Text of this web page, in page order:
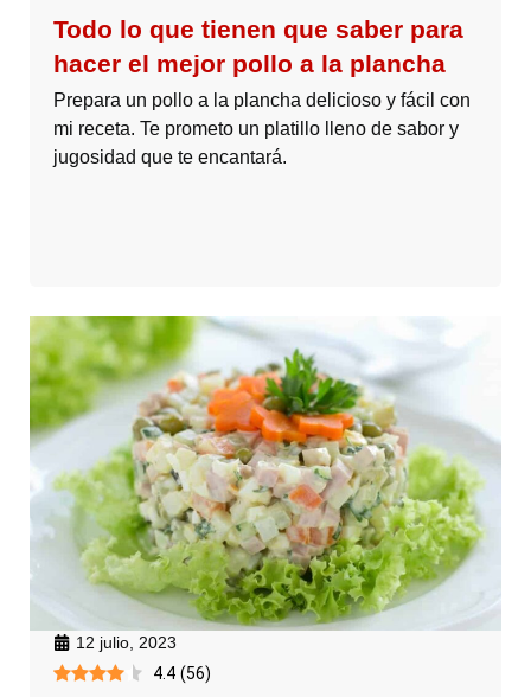
Todo lo que tienen que saber para
hacer el mejor pollo a la plancha
Prepara un pollo a la plancha delicioso y fácil con
mi receta. Te prometo un platillo lleno de sabor y
jugosidad que te encantará.
12 julio, 2023
4.4 (56)